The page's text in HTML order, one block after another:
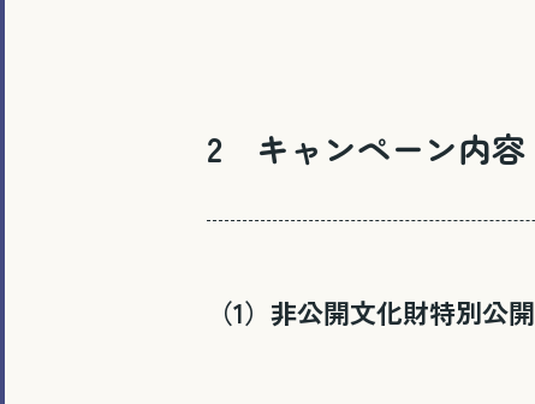
2 キャンペーン内容
（1）非公開文化財特別公開